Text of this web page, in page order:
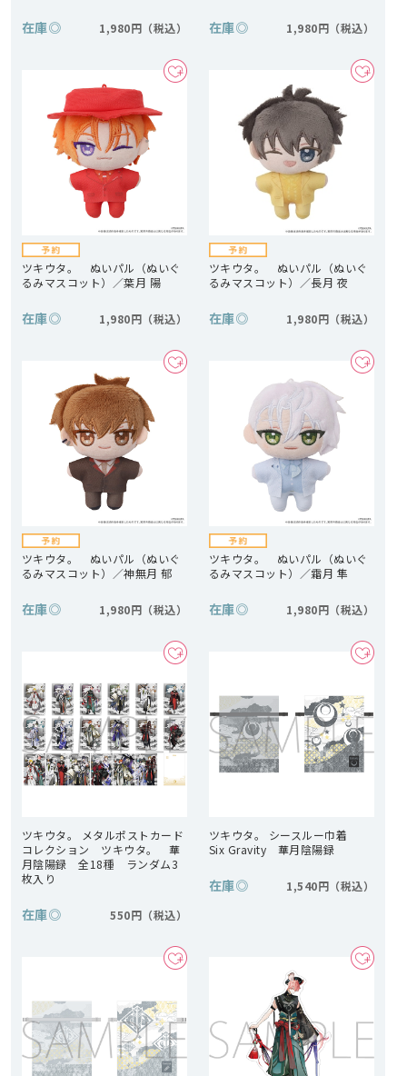
在庫◎ 1,980円 在庫◎ 1,980円
ツキウタ。 ぬいパル（ぬいぐ
るみマスコット）／葉月 陽
在庫◎ 1,980円
ツキウタ。 ぬいパル（ぬいぐ
るみマスコット）／長月 夜
在庫◎ 1,980円
ツキウタ。 ぬいパル（ぬいぐ
るみマスコット）／神無月 郁
在庫◎ 1,980円
ツキウタ。 ぬいパル（ぬいぐ
るみマスコット）／霜月 隼
在庫◎ 1,980円
ツキウタ。 メタルポストカード
コレクション ツキウタ。 華
月陰陽録 全18種 ランダム3
枚入り
在庫◎ 550円
ツキウタ。 シースルー巾着
Six Gravity 華月陰陽録
在庫◎ 1,540円